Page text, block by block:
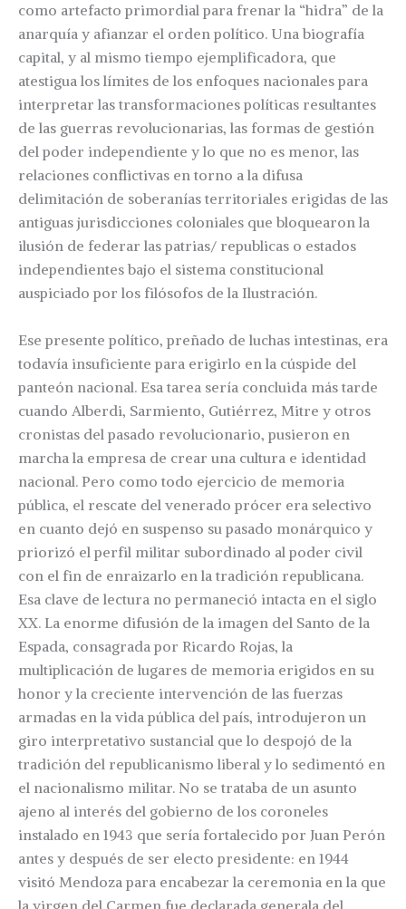
como artefacto primordial para frenar la “hidra” de la
anarquía y afianzar el orden político. Una biografía
capital, y al mismo tiempo ejemplificadora, que
atestigua los límites de los enfoques nacionales para
interpretar las transformaciones políticas resultantes
de las guerras revolucionarias, las formas de gestión
del poder independiente y lo que no es menor, las
relaciones conflictivas en torno a la difusa
delimitación de soberanías territoriales erigidas de las
antiguas jurisdicciones coloniales que bloquearon la
ilusión de federar las patrias/ republicas o estados
independientes bajo el sistema constitucional
auspiciado por los filósofos de la Ilustración.
Ese presente político, preñado de luchas intestinas, era
todavía insuficiente para erigirlo en la cúspide del
panteón nacional. Esa tarea sería concluida más tarde
cuando Alberdi, Sarmiento, Gutiérrez, Mitre y otros
cronistas del pasado revolucionario, pusieron en
marcha la empresa de crear una cultura e identidad
nacional. Pero como todo ejercicio de memoria
pública, el rescate del venerado prócer era selectivo
en cuanto dejó en suspenso su pasado monárquico y
priorizó el perfil militar subordinado al poder civil
con el fin de enraizarlo en la tradición republicana.
Esa clave de lectura no permaneció intacta en el siglo
XX. La enorme difusión de la imagen del Santo de la
Espada, consagrada por Ricardo Rojas, la
multiplicación de lugares de memoria erigidos en su
honor y la creciente intervención de las fuerzas
armadas en la vida pública del país, introdujeron un
giro interpretativo sustancial que lo despojó de la
tradición del republicanismo liberal y lo sedimentó en
el nacionalismo militar. No se trataba de un asunto
ajeno al interés del gobierno de los coroneles
instalado en 1943 que sería fortalecido por Juan Perón
antes y después de ser electo presidente: en 1944
visitó Mendoza para encabezar la ceremonia en la que
la virgen del Carmen fue declarada generala del